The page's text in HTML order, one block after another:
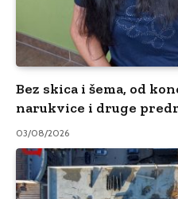
Bez skica i šema, od
narukvice i druge
03/08/2026